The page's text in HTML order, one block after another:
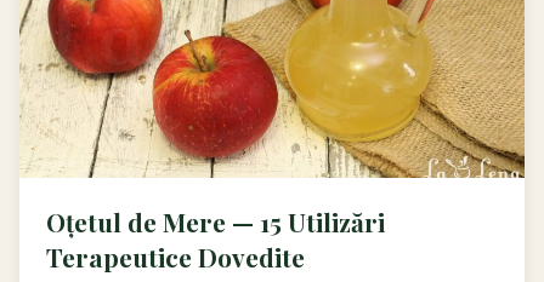
Oțetul de Mere — 15 Utilizări
Terapeutice Dovedite